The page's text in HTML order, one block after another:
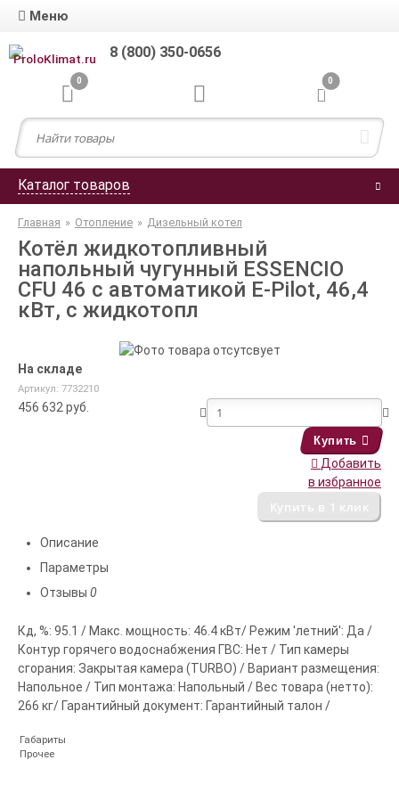
Меню
8 (800) 350-0656
0 0
Каталог товаров
Главная » Отопление » Дизельный котел
Котёл жидкотопливный
напольный чугунный ESSENCIO
CFU 46 с автоматикой E-Pilot, 46,4
кВт, с жидкотопл
На складе
Артикул: 7732210
456 632руб.
Купить
Добавить
в избранное
Описание
Параметры
Отзывы 0
Кд, %: 95.1 / Макс. мощность: 46.4 кВт/ Режим 'летний': Да /
Контур горячего водоснабжения ГВС: Нет / Тип камеры
сгорания: Закрытая камера (TURBO) / Вариант размещения:
Напольное / Тип монтажа: Напольный / Вес товара (нетто):
266 кг/ Гарантийный документ: Гарантийный талон /
Габариты
Прочее